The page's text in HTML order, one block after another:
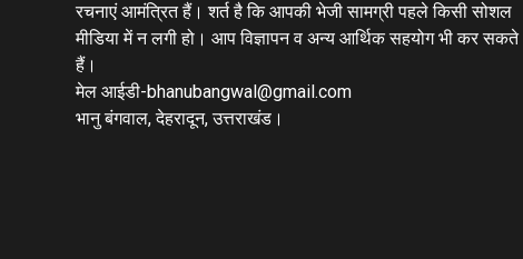
रचनाएं आमंत्रित हैं। शर्त है कि आपकी भेजी सामग्री पहले किसी सोशल
मीडिया में न लगी हो। आप विज्ञापन व अन्य आर्थिक सहयोग भी कर सकते
हैं।
मेल आईडी-bhanubangwal@gmail.com
भानु बंगवाल, देहरादून, उत्तराखंड।